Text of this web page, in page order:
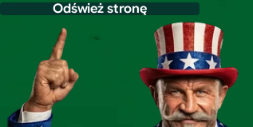
Odśwież stronę